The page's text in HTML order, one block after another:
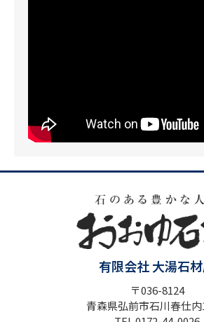
有限会社 大湯石
〒036-8124
青森県弘前市石川春仕